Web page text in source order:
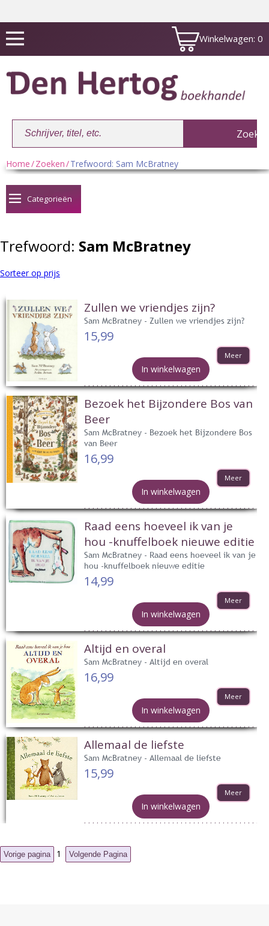
Winkelwagen: 0
Winkelwagen:0
Home/Zoeken/Trefwoord: Sam McBratney
Categorieën
Trefwoord: Sam McBratney
Sorteer op prijs
Zullen we vriendjes zijn?
Sam McBratney - Zullen we vriendjes zijn?
15,99
Meer
In winkelwagen
Bezoek het Bijzondere Bos van
Beer
Sam McBratney - Bezoek het Bijzondere Bos
van Beer
16,99
Meer
In winkelwagen
Raad eens hoeveel ik van je
hou -knuffelboek nieuwe editie
Sam McBratney - Raad eens hoeveel ik van je
hou -knuffelboek nieuwe editie
14,99
Meer
In winkelwagen
Altijd en overal
Sam McBratney - Altijd en overal
16,99
Meer
In winkelwagen
Allemaal de liefste
Sam McBratney - Allemaal de liefste
15,99
Meer
In winkelwagen
1